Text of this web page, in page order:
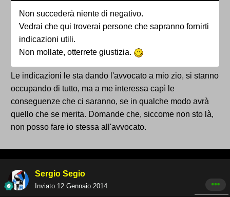
Non succederà niente di negativo.
Vedrai che qui troverai persone che sapranno fornirti
indicazioni utili.
Non mollate, otterrete giustizia.
Le indicazioni le sta dando l'avvocato a mio zio, si stanno
occupando di tutto, ma a me interessa capì le
conseguenze che ci saranno, se in qualche modo avrà
quello che se merita. Domande che, siccome non sto là,
non posso fare io stessa all'avvocato.
Sergio Segio
Inviato 12 Gennaio 2014